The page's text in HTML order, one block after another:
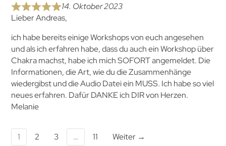
14. Oktober 2023
Lieber Andreas,
ich habe bereits einige Workshops von euch angesehen
und als ich erfahren habe, dass du auch ein Workshop über
Chakra machst, habe ich mich SOFORT angemeldet. Die
Informationen, die Art, wie du die Zusammenhänge
wiedergibst und die Audio Datei ein MUSS. Ich habe so viel
neues erfahren. Dafür DANKE ich DIR von Herzen.
Melanie
1 2 3 … 11 Weiter →